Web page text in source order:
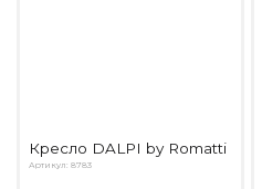
Кресло DALPI by Romatti
Артикул: 8783